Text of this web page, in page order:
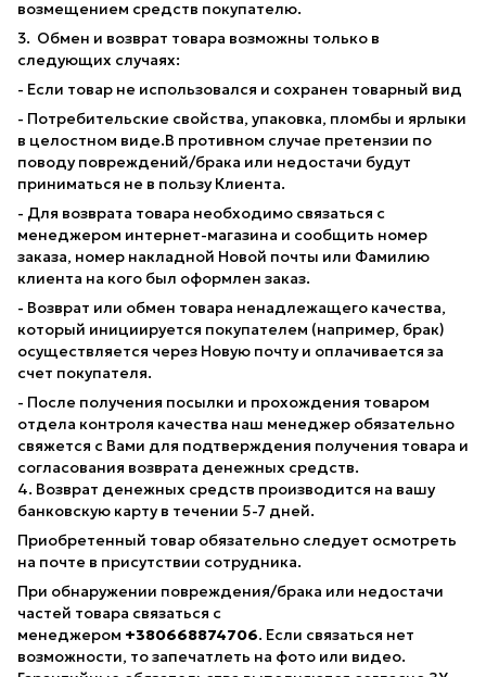
возмещением средств покупателю.
3. Обмен и возврат товара возможны только в
следующих случаях:
- Если товар не использовался и сохранен товарный вид
- Потребительские свойства, упаковка, пломбы и ярлыки
в целостном виде.В противном случае претензии по
поводу повреждений/брака или недостачи будут
приниматься не в пользу Клиента.
- Для возврата товара необходимо связаться с
менеджером интернет-магазина и сообщить номер
заказа, номер накладной Новой почты или Фамилию
клиента на кого был оформлен заказ.
- Возврат или обмен товара ненадлежащего качества,
который инициируется покупателем (например, брак)
осуществляется через Новую почту и оплачивается за
счет покупателя.
- После получения посылки и прохождения товаром
отдела контроля качества наш менеджер обязательно
свяжется с Вами для подтверждения получения товара и
согласования возврата денежных средств.
4. Возврат денежных средств производится на вашу
банковскую карту в течении 5-7 дней.
Приобретенный товар обязательно следует осмотреть
на почте в присутствии сотрудника.
При обнаружении повреждения/брака или недостачи
частей товара связаться с
менеджером +380668874706. Если связаться нет
возможности, то запечатлеть на фото или видео.